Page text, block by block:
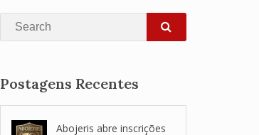
Search
SEARCH
Postagens Recentes
Abojeris abre inscrições